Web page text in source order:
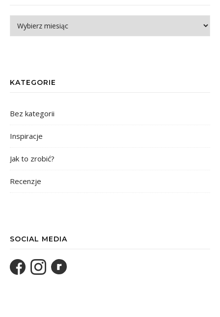
Archiwum
KATEGORIE
Bez kategorii
Inspiracje
Jak to zrobić?
Recenzje
SOCIAL MEDIA